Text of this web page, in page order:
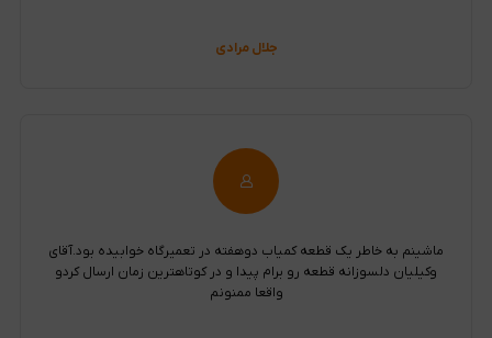
جلال مرادی
ماشینم به خاطر یک قطعه کمیاب دوهفته در تعمیرگاه خوابیده بود.آقای
وکیلیان دلسوزانه قطعه رو برام پیدا و در کوتاهترین زمان ارسال کردو
واقعا ممنونم